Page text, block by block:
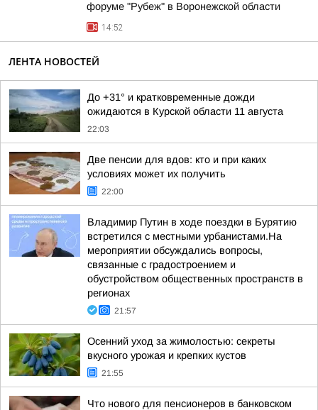
форуме "Рубеж" в Воронежской области
14:52
ЛЕНТА НОВОСТЕЙ
До +31° и кратковременные дожди
ожидаются в Курской области 11 августа
22:03
Две пенсии для вдов: кто и при каких
условиях может их получить
22:00
Владимир Путин в ходе поездки в Бурятию
встретился с местными урбанистами.На
мероприятии обсуждались вопросы,
связанные с градостроением и
обустройством общественных пространств в
регионах
21:57
Осенний уход за жимолостью: секреты
вкусного урожая и крепких кустов
21:55
Что нового для пенсионеров в банковском